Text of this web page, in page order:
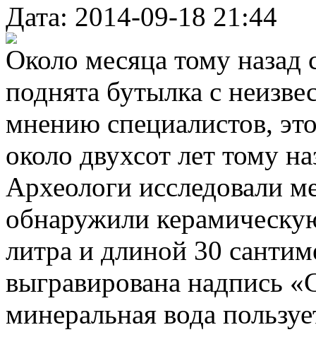
Дата: 2014-09-18 21:44
Около месяца тому назад
поднята бутылка с
мнению специалистов,
около двухсот лет тому
Археологи исследовали
обнаружили
литра и длиной 30
выгравирована надпись
минеральная вода